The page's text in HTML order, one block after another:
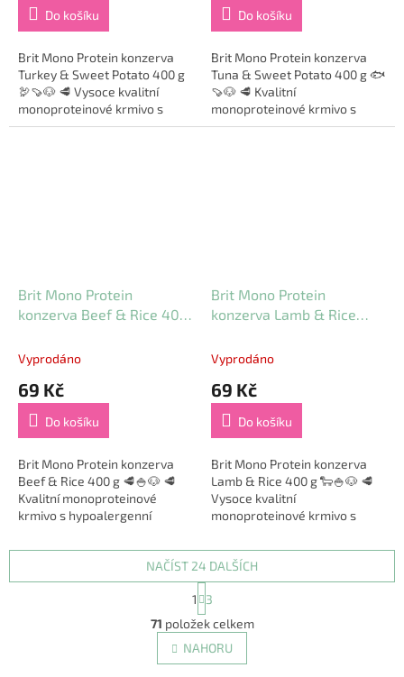
Do košíku
Brit Mono Protein konzerva
Turkey & Sweet Potato 400 g
🦃🍠🐶 🥩 Vysoce kvalitní
monoproteinové krmivo s
hypoalergenní přílohou! Brit
Do košíku
Brit Mono Protein konzerva
Tuna & Sweet Potato 400 g 🐟
🍠🐶 🥩 Kvalitní
monoproteinové krmivo s
hypoalergenní přílohou! Brit
Brit Mono Protein
konzerva Beef & Rice 400
Vyprodáno
69 Kč
Do košíku
Brit Mono Protein konzerva
Beef & Rice 400 g 🥩🍚🐶 🥩
Kvalitní monoproteinové
krmivo s hypoalergenní
Beef & Rice je kompletní a
Brit Mono Protein
konzerva Lamb & Rice
Vyprodáno
69 Kč
Do košíku
Brit Mono Protein konzerva
Lamb & Rice 400 g 🐑🍚🐶 🥩
Vysoce kvalitní
monoproteinové krmivo s
Mono Protein Lamb & Rice je
kompletní a vyvážené...
O
v
l
á
NAČÍST 24 DALŠÍCH
t
r
á
n
k
1
3
71 položek celkem
NAHORU